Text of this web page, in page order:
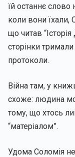
їй останнє
коли вони їхали,
що читав
сторінки
протоколи.
Війна там, у
схоже: людина
тому, що хтось
“матеріалом”.
Удома Соломія не